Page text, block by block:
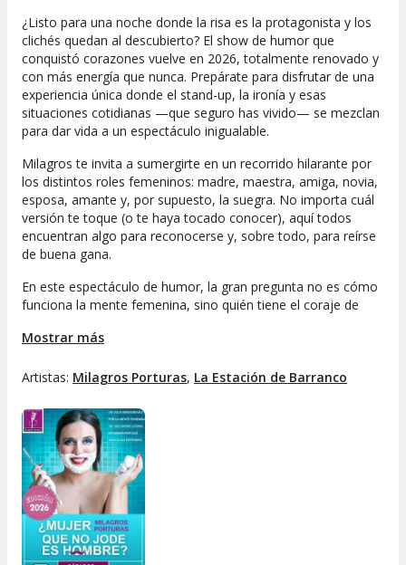
¿Listo para una noche donde la risa es la protagonista y los
clichés quedan al descubierto? El show de humor que
conquistó corazones vuelve en 2026, totalmente renovado y
con más energía que nunca. Prepárate para disfrutar de una
experiencia única donde el stand-up, la ironía y esas
situaciones cotidianas —que seguro has vivido— se mezclan
para dar vida a un espectáculo inigualable.
Milagros te invita a sumergirte en un recorrido hilarante por
los distintos roles femeninos: madre, maestra, amiga, novia,
esposa, amante y, por supuesto, la suegra. No importa cuál
versión te toque (o te haya tocado conocer), aquí todos
encuentran algo para reconocerse y, sobre todo, para reírse
de buena gana.
En este espectáculo de humor, la gran pregunta no es cómo
funciona la mente femenina, sino quién tiene el coraje de
de las actividades de ocio al mejor precio en Lima, perfecto
donde la complicidad y el buen rollo están garantizados.
¡Reserva tu entrada y prepárate para una noche inolvidable!
Mostrar más
Artistas: Milagros Porturas, La Estación de Barranco